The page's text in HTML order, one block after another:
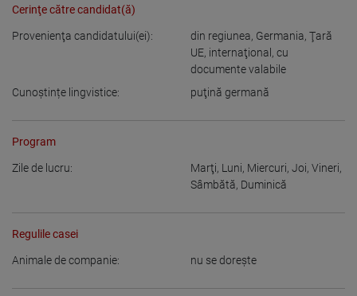
Cerinţe către candidat(ă)
Provenienţa candidatului(ei): din regiunea, Germania, Ţară
UE, internaţional, cu
documente valabile
Cunoștințe lingvistice:
puţină germană
Program
Zile de lucru: Marţi, Luni, Miercuri, Joi, Vineri,
Sâmbătă, Duminică
Regulile casei
Animale de companie: nu se doreşte